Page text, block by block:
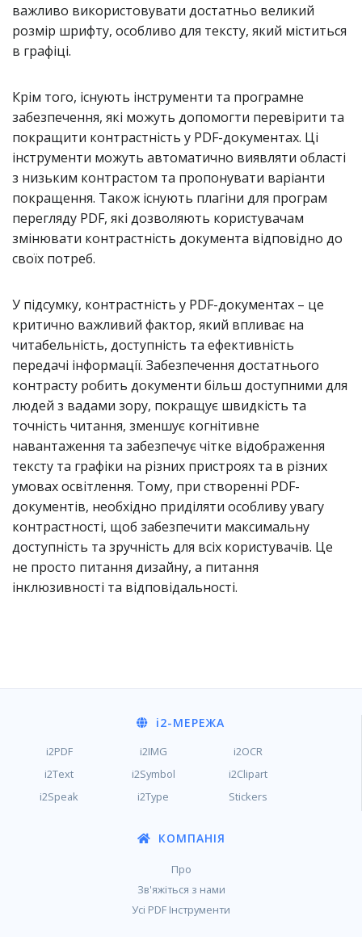
важливо використовувати достатньо великий
розмір шрифту, особливо для тексту, який міститься
в графіці.
Крім того, існують інструменти та програмне
забезпечення, які можуть допомогти перевірити та
покращити контрастність у PDF-документах. Ці
інструменти можуть автоматично виявляти області
з низьким контрастом та пропонувати варіанти
покращення. Також існують плагіни для програм
перегляду PDF, які дозволяють користувачам
змінювати контрастність документа відповідно до
своїх потреб.
У підсумку, контрастність у PDF-документах – це
критично важливий фактор, який впливає на
читабельність, доступність та ефективність
передачі інформації. Забезпечення достатнього
контрасту робить документи більш доступними для
людей з вадами зору, покращує швидкість та
точність читання, зменшує когнітивне
навантаження та забезпечує чітке відображення
тексту та графіки на різних пристроях та в різних
умовах освітлення. Тому, при створенні PDF-
документів, необхідно приділяти особливу увагу
контрастності, щоб забезпечити максимальну
доступність та зручність для всіх користувачів. Це
не просто питання дизайну, а питання
інклюзивності та відповідальності.
i2-МЕРЕЖА
i2PDF i2IMG
i2OCR
i2Text
i2Symbol
i2Clipart
i2Speak
i2Type Stickers
КОМПАНІЯ
Про
Зв'яжіться з нами
Усі PDF Інструменти